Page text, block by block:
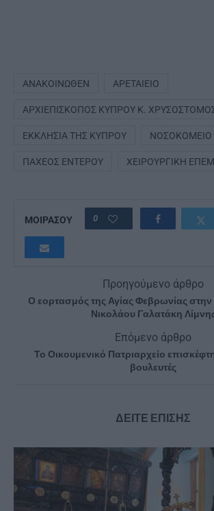
ΑΝΑΚΟΙΝΩΘΈΝ ΑΡΕΤΑΊΕΙΟ
ΑΡΧΙΕΠΊΣΚΟΠΟΣ ΚΎΠΡΟΥ Κ.
ΕΚΚΛΗΣΊΑ ΤΗΣ ΚΎΠΡΟΥ ΝΟΣΟΚΟΜΕΊΟ
ΠΑΧΈΟΣ ΕΝΤΈΡΟΥ ΧΕΙΡΟΥΡΓΙΚΉ
ΜΟΙΡΑΣΟΥ 0
Προηγούμενο άρθρο
Ο εορτασμός της Αγίας Φεβρωνίας
Νικολάου Γαλατάκη
Επόμενο άρθρο
Το Οικουμενικό Πατριαρχείο
βουλευτές
ΔΕΙΤΕ ΕΠΙΣΗΣ